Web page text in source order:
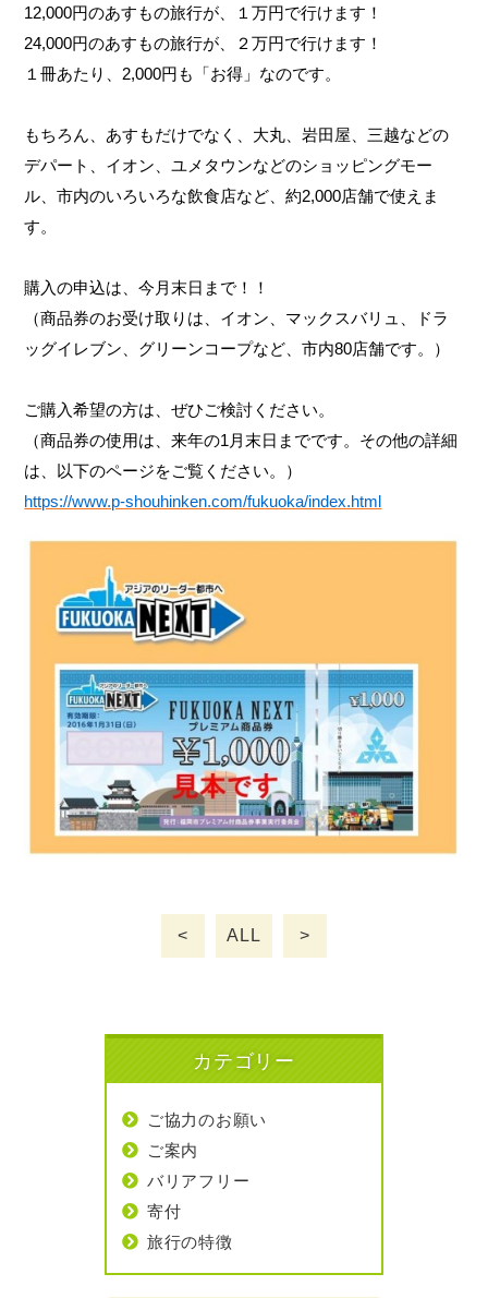
受付時間 月～金 8:30~18:30
土 10:00~14:00
※外出・旅行サービスは、年中無休
12,000円のあすもの旅行が、１万円で行けます！
24,000円のあすもの旅行が、２万円で行けます！
１冊あたり、2,000円も「お得」なのです。
もちろん、あすもだけでなく、大丸、岩田屋、三越などの
デパート、イオン、ユメタウンなどのショッピングモー
ル、市内のいろいろな飲食店など、約2,000店舗で使えま
す。
購入の申込は、今月末日まで！！
（商品券のお受け取りは、イオン、マックスバリュ、ドラ
ッグイレブン、グリーンコープなど、市内80店舗です。）
ご購入希望の方は、ぜひご検討ください。
（商品券の使用は、来年の1月末日までです。その他の詳細
は、以下のページをご覧ください。）
https://www.p-shouhinken.com/fukuoka/index.html
< ALL >
カテゴリー
ご協力のお願い
ご案内
バリアフリー
寄付
旅行の特徴